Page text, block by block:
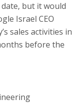
but it would
Israel CEO
sales activities in
before the